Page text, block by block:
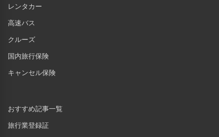
レンタカー
高速バス
クルーズ
国内旅行保険
キャンセル保険
おすすめ記事一覧
旅行業登録証